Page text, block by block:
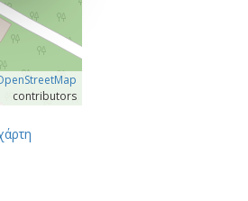
contributors